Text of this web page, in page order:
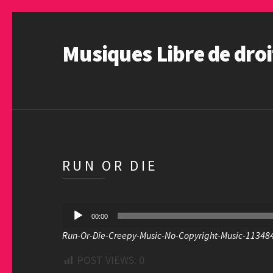
Musiques Libre de
RUN OR DIE
Lecteur 00:00
Run-Or-Die-Creepy-Music-No-Copyright-Music-
POST VIEWS: 0